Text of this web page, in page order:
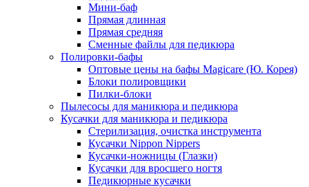
Мини-баф
Прямая длинная
Прямая средняя
Сменные файлы для педикюра
Полировки-бафы
Оптовые цены на бафы Magicare (Ю. Корея)
Блоки полировщики
Пилки-блоки
Пылесосы для маникюра и педикюра
Кусачки для маникюра и педикюра
Стерилизация, очистка инструмента
Кусачки Nippon Nippers
Кусачки-ножницы (Глазки)
Кусачки для вросшего ногтя
Педикюрные кусачки